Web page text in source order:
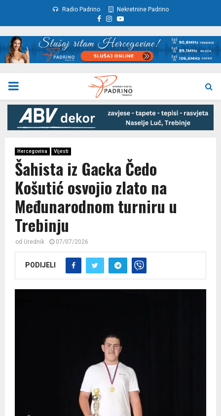
Radio Padrino Nekretnine Padrino
Facebook
Instagram
Youtube
PRIMARY
MENU
Hercegovina Vijesti
Šahista iz Gacka Čedo
Košutić osvojio zlato na
Međunarodnom turniru u
Trebinju
od Urednik 07/07/2026
PODIJELI